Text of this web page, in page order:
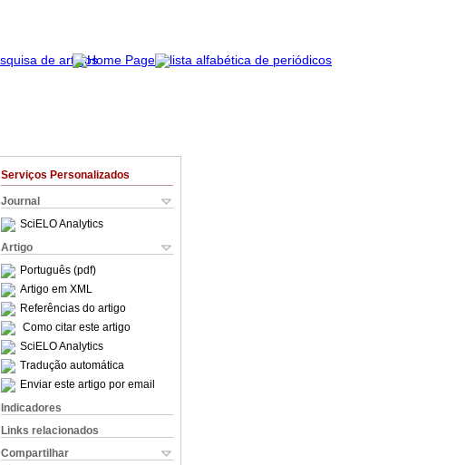
Serviços Personalizados
Journal
SciELO Analytics
Artigo
Português (pdf)
Artigo em XML
Referências do artigo
Como citar este artigo
SciELO Analytics
Tradução automática
Enviar este artigo por email
Indicadores
Links relacionados
Compartilhar